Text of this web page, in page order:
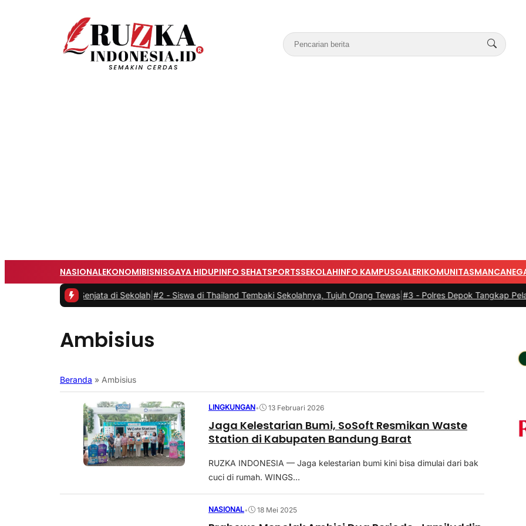
NASIONALEKONOMIBISNISGAYA HIDUPINFO SEHATSPORTSSEKOLAHINFO KAMPUSGALERIKOMUNITAS
Temuan Senjata di Sekolah|#2 -Siswa di Thailand Tembaki Sekolahnya, Tujuh Orang Tewas|#3 -Polres Depok Tangkap Pelaku
Ambisius
Beranda » Ambisius
LINGKUNGAN• 13 Februari 2026
Jaga Kelestarian Bumi, SoSoft Resmikan Waste
Station di Kabupaten Bandung Barat
RUZKA INDONESIA — Jaga kelestarian bumi kini bisa dimulai dari bak
cuci di rumah. WINGS...
NASIONAL• 18 Mei 2025